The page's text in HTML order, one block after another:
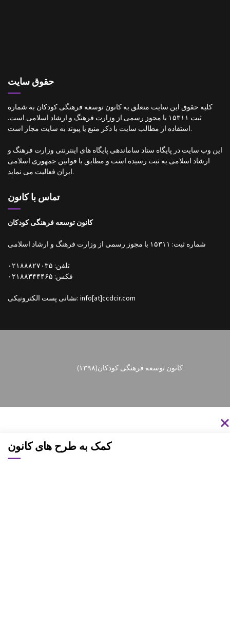
حقوق سایت
کلیه حقوق این سایت متعلق به کانون توسعه فرهنگی کودکان به شماره
ثبت ۱۵۳۱۱ با مجوز رسمی از وزارت فرهنگ و ارشاد اسلامی است.
استفاده از مطالب سایت با ذکر منبع یا پیوند به سایت مجاز است.
این وب سایت در پایگاه ستاد ساماندهی پایگاه های اینترنتی وزارت فرهنگ و
ارشاد اسلامی به ثبت رسیده است و مطابق با قوانین جمهوری اسلامی
ایران فعالیت می نماید.
تماس با کانون
کانون توسعه فرهنگی کودکان
شماره ثبت: ۱۵۳۱۱ با مجوز رسمی از وزارت فرهنگ و ارشاد اسلامی
تلفن: ۰۲۱۸۸۸۲۷۰۳۵
فکس: ۰۲۱۸۸۳۴۴۴۶۵
نشانی پست الکترونیکی: info[at]ccdcir.com
کانون توسعه فرهنگی کودکان(۱۳۹۸)
کمک به طرح های کانون